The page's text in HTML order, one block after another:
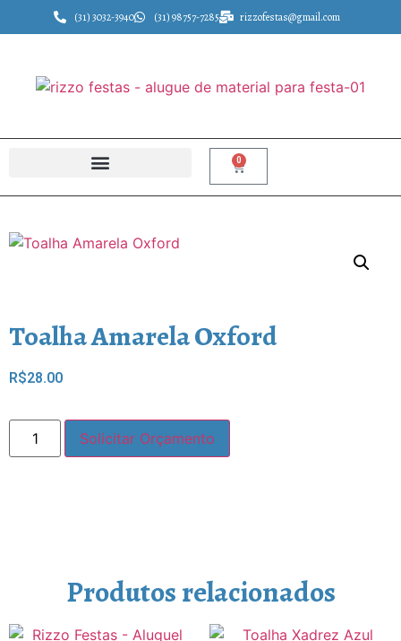
(31) 3032-3940 (31) 98757-7285 rizzofestas@gmail.com
0
Toalha Amarela Oxford
R$28.00
Solicitar Orçamento
Produtos relacionados